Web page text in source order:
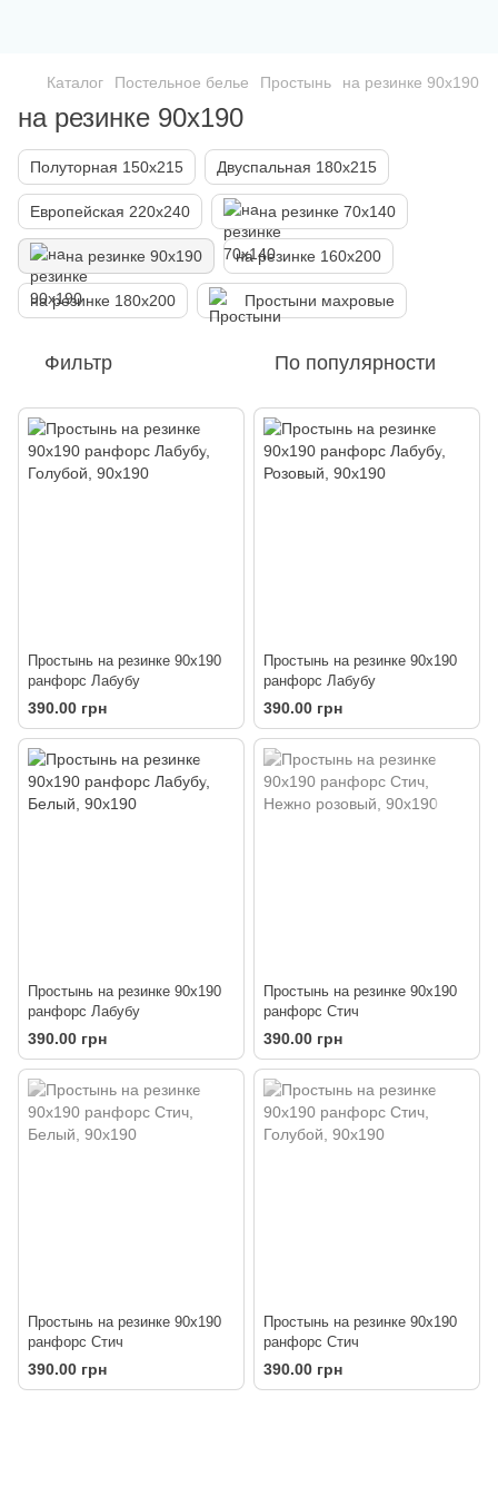
Каталог Постельное белье Простынь на резинке 90х190
на резинке 90х190
Полуторная 150х215 Двуспальная 180х215
Европейская 220х240 на резинке 70х140
на резинке 90х190 на резинке 160х200
на резинке 180х200 Простыни махровые
Фильтр По популярности
Простынь на резинке 90х190
ранфорс Лабубу
390.00 грн
Простынь на резинке 90х190
ранфорс Лабубу
390.00 грн
Простынь на резинке 90х190
ранфорс Лабубу
390.00 грн
Простынь на резинке 90х190
ранфорс Стич
390.00 грн
Простынь на резинке 90х190
ранфорс Стич
390.00 грн
Простынь на резинке 90х190
ранфорс Стич
390.00 грн